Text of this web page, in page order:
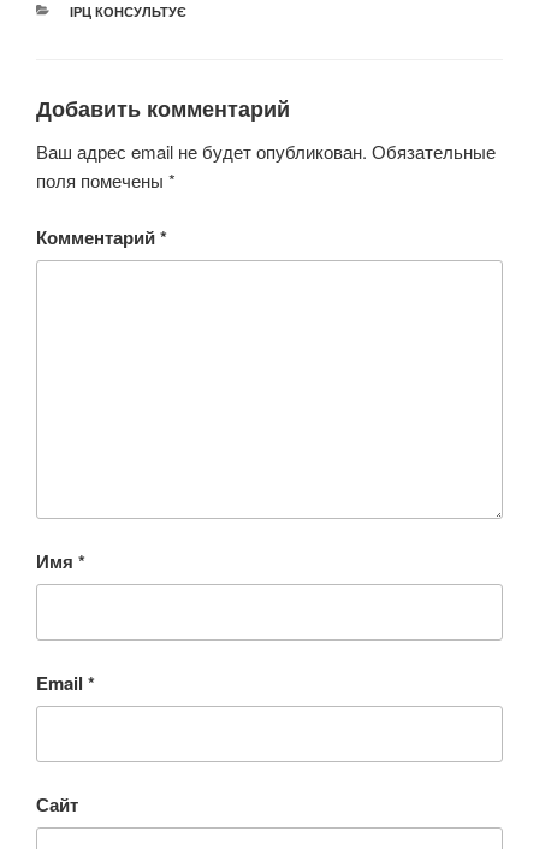
РУБРИКИ
ІРЦ КОНСУЛЬТУЄ
Добавить комментарий
Ваш адрес email не будет опубликован. Обязательные
поля помечены *
Комментарий*
Имя *
Email *
Сайт